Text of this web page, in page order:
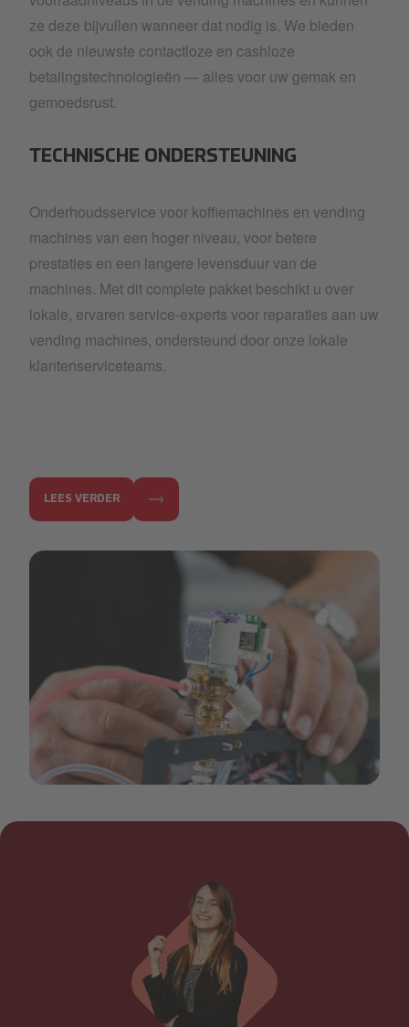
ze deze bijvullen wanneer dat nodig is. We bieden
ook de nieuwste contactloze en cashloze
betalingstechnologieën — alles voor uw gemak en
gemoedsrust.
TECHNISCHE ONDERSTEUNING
Onderhoudsservice voor koffiemachines en vending
machines van een hoger niveau, voor betere
prestaties en een langere levensduur van de
machines. Met dit complete pakket beschikt u over
lokale, ervaren service-experts voor reparaties aan uw
vending machines, ondersteund door onze lokale
klantenserviceteams.
LEES VERDER